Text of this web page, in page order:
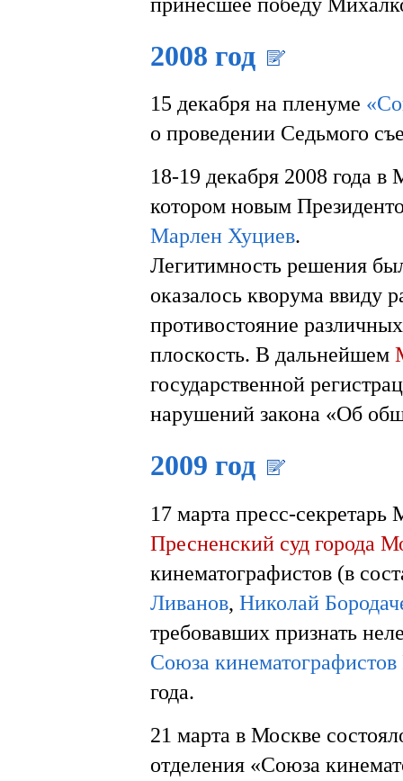
2008 год
15 декабря на пленуме
о проведении Седьмого
18-19 декабря 2008 года
котором новым
Марлен Хуциев.
Легитимность решения
оказалось кворума ввиду
противостояние
плоскость. В дальнейшем
государственной
нарушений закона «Об
2009 год
17 марта пресс-секретарь
Пресненский суд города
кинематографистов (в
Ливанов, Николай
требовавших признать
Союза кинематографистов
года.
21 марта в Москве
отделения «Cоюза